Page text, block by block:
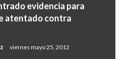
evidencia para
atentado contra
viernes mayo 25, 2012